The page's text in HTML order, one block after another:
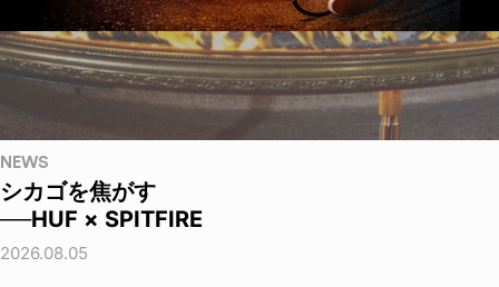
NEWS
シカゴを焦がす
──HUF × SPITFIRE
2026.08.05